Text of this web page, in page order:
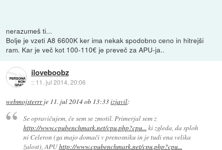
nerazumeš ti...
Bolje je vzeti A8 6600K ker ima nekak spodobno ceno in hitrejši
ram. Kar je več kot 100-110€ je preveč za APU-ja..
iloveboobz
:: 11. jul 2014, 20:06
webmojsterrrje 11. jul 2014 ob 13:33izjavil:
Se opravičujem, če sem se zmotil. Primerjal sem z
http://www.cpubenchmark.net/cpu.php?cpu... ki zgleda, da sploh
ni Celeron (ga majo domači v prenosniku in je tudi ena velika
žalost), APUhttp://www.cpubenchmark.net/cpu.php?cpu...